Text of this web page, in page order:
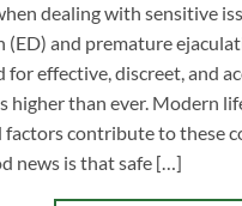
dealing with sensitive
(ED) and premature
for effective, discreet, and
higher than ever. Modern
factors contribute to these
news is that safe […]